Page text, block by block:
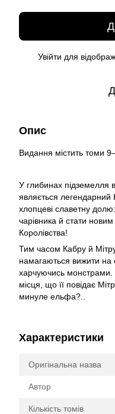
Увійти для
Опис
Видання містить томи
У глибинах підземелля
являється легендарний
хлопцеві славетну
чарівника й стати
Королівства!
Тим часом Кабру й
намагаються вижити на
харчуючись монстрами.
місця, що її повідає
минуле ельфа?..
Характеристики
Оригінальна назва
Автор
Кількість томів